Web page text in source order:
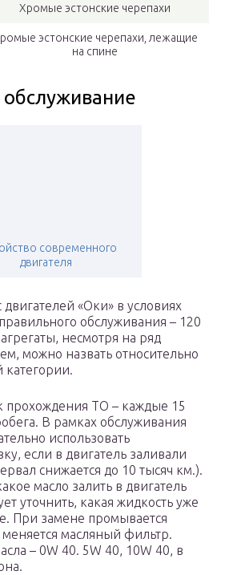
Хромые эстонские черепахи
эстонские черепахи, лежащие
на спине
современного
двигателя
«Оки» в условиях
обслуживания – 120
несмотря на ряд
можно назвать относительно
прохождения ТО – каждые 15
В рамках обслуживания
использовать
если в двигатель заливали
снижается до 10 тысяч км.).
масло залить в двигатель
уточнить, какая жидкость уже
При замене промывается
меняется масляный фильтр.
– 0W 40. 5W 40, 10W 40, в